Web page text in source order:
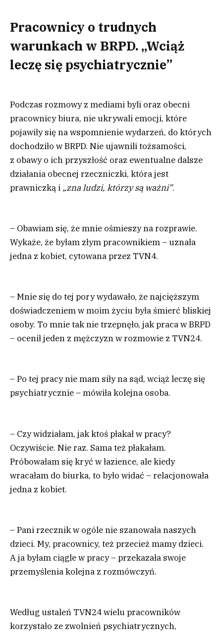
Pracownicy o trudnych
warunkach w BRPD. „Wciąż
leczę się psychiatrycznie”
Podczas rozmowy z mediami byli oraz obecni
pracownicy biura, nie ukrywali emocji, które
pojawiły się na wspomnienie wydarzeń, do których
dochodziło w BRPD. Nie ujawnili tożsamości,
z obawy o ich przyszłość oraz ewentualne dalsze
działania obecnej rzeczniczki, która jest
prawniczką i „zna ludzi, którzy są ważni”.
– Obawiam się, że mnie ośmieszy na rozprawie.
Wykaże, że byłam złym pracownikiem – uznała
jedna z kobiet, cytowana przez TVN4.
– Mnie się do tej pory wydawało, że najcięższym
doświadczeniem w moim życiu była śmierć bliskiej
osoby. To mnie tak nie trzepnęło, jak praca w BRPD
– ocenił jeden z mężczyzn w rozmowie z TVN24.
– Po tej pracy nie mam siły na sąd, wciąż leczę się
psychiatrycznie – mówiła kolejna osoba.
– Czy widziałam, jak ktoś płakał w pracy?
Oczywiście. Nie raz. Sama też płakałam.
Próbowałam się kryć w łazience, ale kiedy
wracałam do biurka, to było widać – relacjonowała
jedna z kobiet.
– Pani rzecznik w ogóle nie szanowała naszych
dzieci. My, pracownicy, też przecież mamy dzieci.
A ja byłam ciągle w pracy – przekazała swoje
przemyślenia kolejna z rozmówczyń.
Według ustaleń TVN24 wielu pracowników
korzystało ze zwolnień psychiatrycznych,